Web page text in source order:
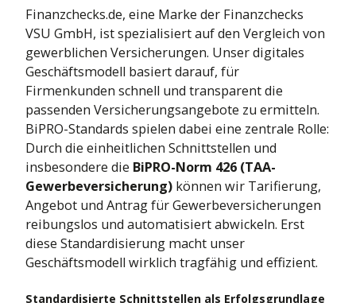
Finanzchecks.de, eine Marke der Finanzchecks
VSU GmbH, ist spezialisiert auf den Vergleich von
gewerblichen Versicherungen. Unser digitales
Geschäftsmodell basiert darauf, für
Firmenkunden schnell und transparent die
passenden Versicherungsangebote zu ermitteln.
BiPRO-Standards spielen dabei eine zentrale Rolle:
Durch die einheitlichen Schnittstellen und
insbesondere die BiPRO-Norm 426 (TAA-
Gewerbeversicherung)können wir Tarifierung,
Angebot und Antrag für Gewerbeversicherungen
reibungslos und automatisiert abwickeln. Erst
diese Standardisierung macht unser
Geschäftsmodell wirklich tragfähig und effizient.
Standardisierte Schnittstellen als Erfolgsgrundlage